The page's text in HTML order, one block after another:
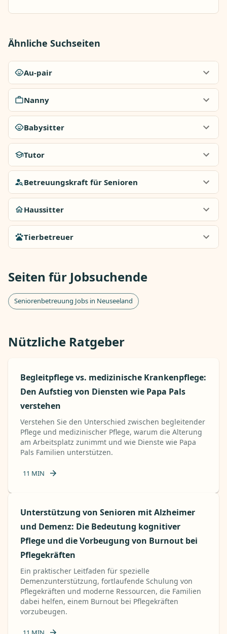
Ähnliche Suchseiten
Au-pair
Nanny
Babysitter
Tutor
Betreuungskraft für Senioren
Haussitter
Tierbetreuer
Seiten für Jobsuchende
Seniorenbetreuung Jobs in Neuseeland
Nützliche Ratgeber
Begleitpflege vs. medizinische Krankenpflege:
Den Aufstieg von Diensten wie Papa Pals
verstehen
Verstehen Sie den Unterschied zwischen begleitender
Pflege und medizinischer Pflege, warum die Alterung
am Arbeitsplatz zunimmt und wie Dienste wie Papa
Pals Familien unterstützen.
11 MIN
Unterstützung von Senioren mit Alzheimer
und Demenz: Die Bedeutung kognitiver
Pflege und die Vorbeugung von Burnout bei
Pflegekräften
Ein praktischer Leitfaden für spezielle
Demenzunterstützung, fortlaufende Schulung von
Pflegekräften und moderne Ressourcen, die Familien
dabei helfen, einem Burnout bei Pflegekräften
vorzubeugen.